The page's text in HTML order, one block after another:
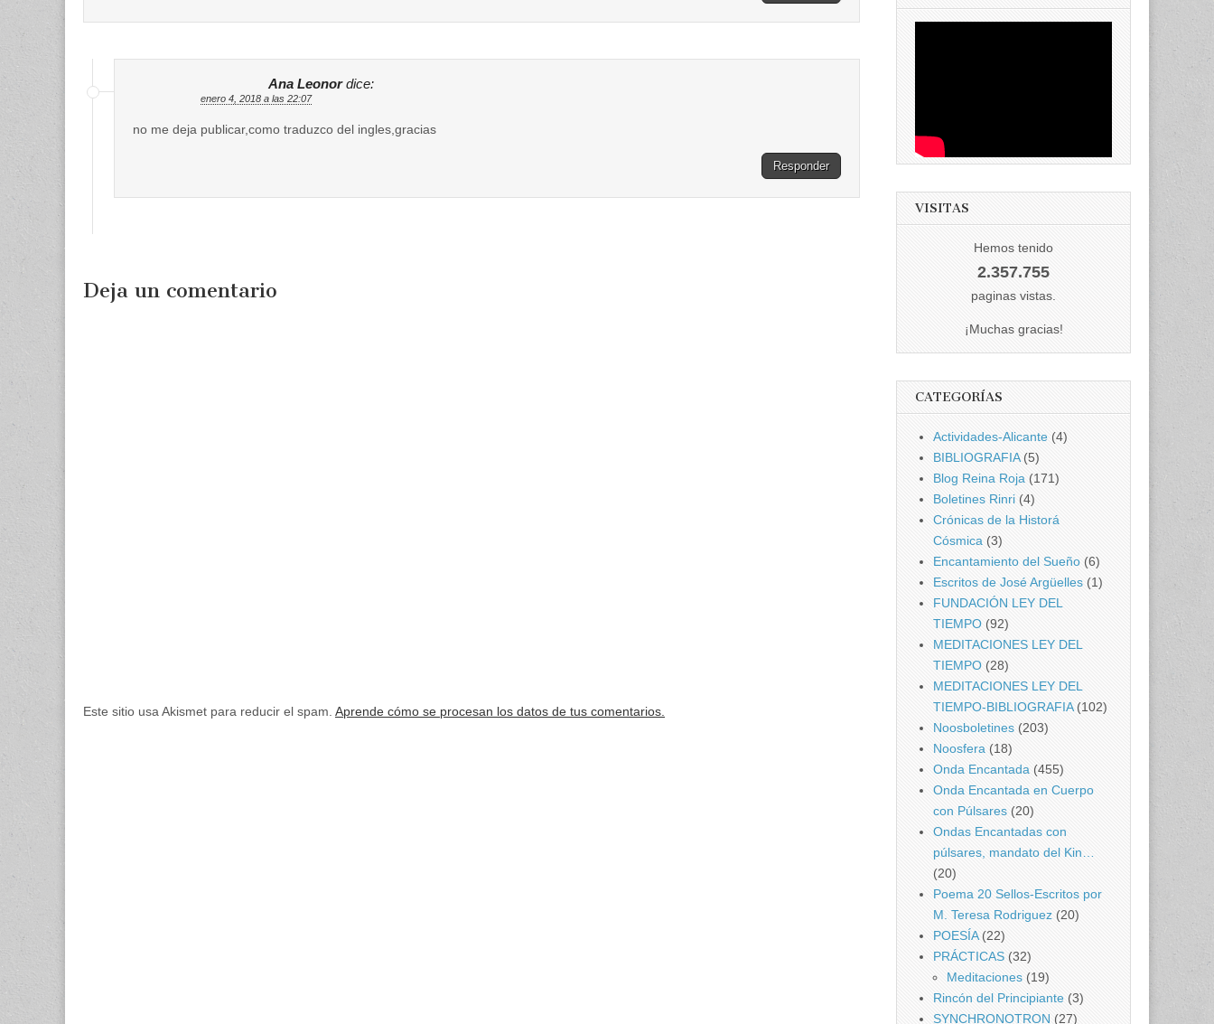
Ana Leonor dice:
enero 4, 2018 a las 22:07
no me deja publicar,como traduzco del ingles,gracias
Responder
Deja un comentario
Este sitio usa Akismet para reducir el spam. Aprende cómo se procesan los datos de tus comentarios.
VISITAS
Hemos tenido
2.357.755
paginas vistas.
¡Muchas gracias!
CATEGORÍAS
Actividades-Alicante (4)
BIBLIOGRAFIA(5)
Blog Reina Roja (171)
Boletines Rinri (4)
Crónicas de la Historá
Cósmica (3)
Encantamiento del Sueño (6)
Escritos de José Argüelles (1)
FUNDACIÓN LEY DEL
TIEMPO (92)
MEDITACIONES LEY DEL
TIEMPO (28)
MEDITACIONES LEY DEL
TIEMPO-BIBLIOGRAFIA(102)
Noosboletines (203)
Noosfera (18)
Onda Encantada (455)
Onda Encantada en Cuerpo
con Púlsares (20)
Ondas Encantadas con
púlsares, mandato del Kin…
(20)
Poema 20 Sellos-Escritos por
M. Teresa Rodriguez (20)
POESÍA(22)
PRÁCTICAS (32)
Meditaciones (19)
Rincón del Principiante (3)
SYNCHRONOTRON (27)